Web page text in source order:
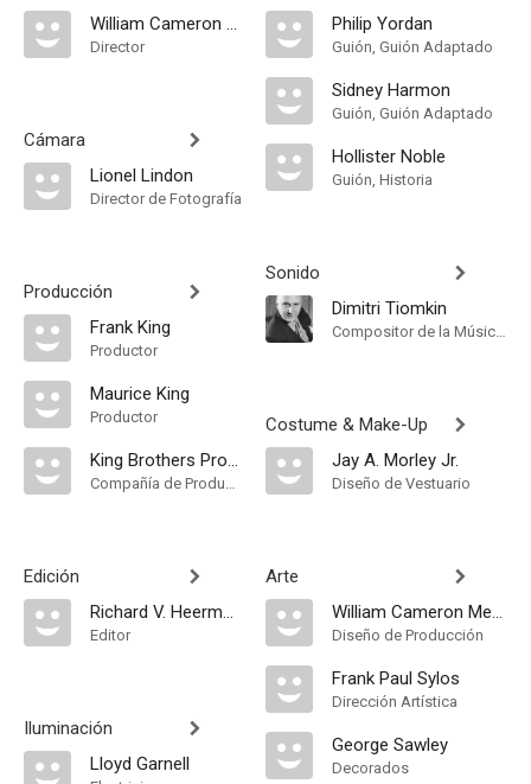
William Cameron Menzies
Director
Cámara
Lionel Lindon
Director de Fotografía
Producción
Frank King
Productor
Maurice King
Productor
King Brothers Productions
Compañía de Produccion
Edición
Richard V. Heermance
Editor
Iluminación
Lloyd Garnell
Philip Yordan
Guión, Guión Adaptado
Sidney Harmon
Guión, Guión Adaptado
Hollister Noble
Guión, Historia
Sonido
Dimitri Tiomkin
Compositor de la Música Original
Costume & Make-Up
Jay A. Morley Jr.
Diseño de Vestuario
Arte
William Cameron Menzies
Diseño de Producción
Frank Paul Sylos
Dirección Artística
George Sawley
Decorados